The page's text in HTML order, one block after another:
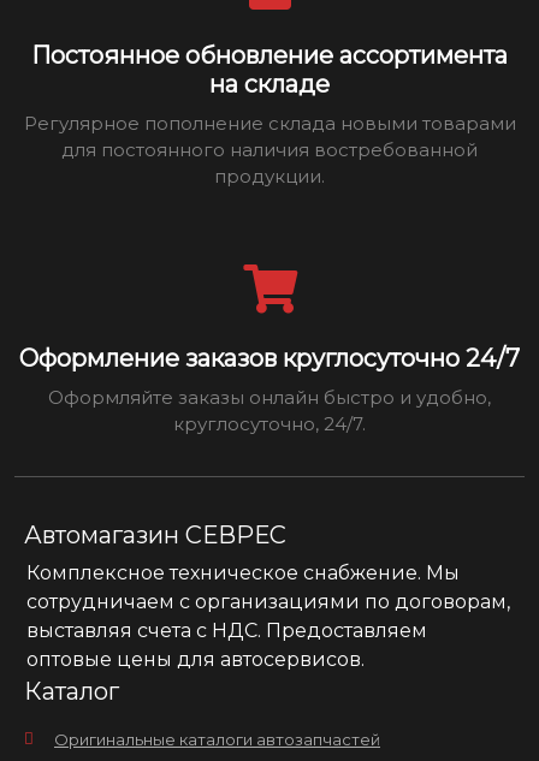
Постоянное обновление ассортимента
на складе
Регулярное пополнение склада новыми товарами
для постоянного наличия востребованной
продукции.
Оформление заказов круглосуточно 24/7
Оформляйте заказы онлайн быстро и удобно,
круглосуточно, 24/7.
Автомагазин СЕВРЕС
Комплексное техническое снабжение. Мы
сотрудничаем с организациями по договорам,
выставляя счета с НДС. Предоставляем
оптовые цены для автосервисов.
Каталог
Оригинальные каталоги автозапчастей